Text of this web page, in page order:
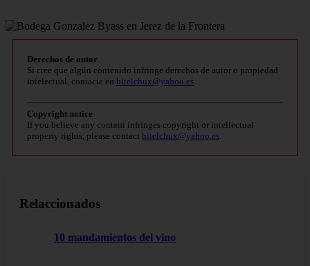
Derechos de autor
Si cree que algún contenido infringe derechos de autor o propiedad
intelectual, contacte en bitelchux@yahoo.es
Copyright notice
If you believe any content infringes copyright or intellectual
property rights, please contact bitelchux@yahoo.es
Relaccionados
10 mandamientos del vino